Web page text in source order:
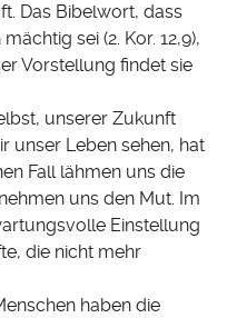
Das Bibelwort, dass
sei (2. Kor. 12,9),
Vorstellung findet sie
unserer Zukunft
unser Leben sehen, hat
Fall lähmen uns die
uns den Mut. Im
Einstellung
die nicht mehr
haben die